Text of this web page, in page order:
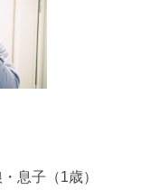
息子（1歳）